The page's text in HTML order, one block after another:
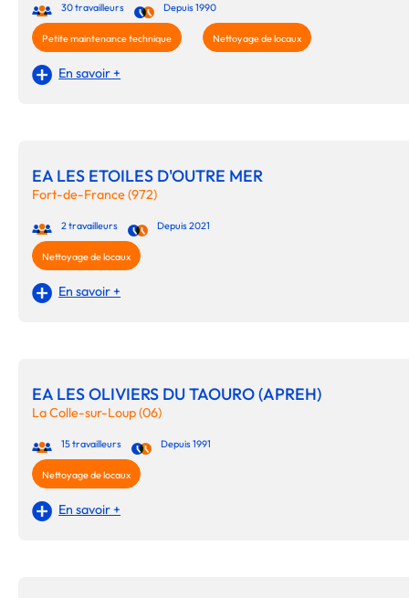
30 travailleurs Depuis 1990
Petite maintenance technique Nettoyage de locaux
En savoir +
EA LES ETOILES D'OUTRE MER
Fort-de-France (972)
2 travailleurs Depuis 2021
Nettoyage de locaux
En savoir +
EA LES OLIVIERS DU TAOURO (APREH)
La Colle-sur-Loup (06)
15 travailleurs Depuis 1991
Nettoyage de locaux
En savoir +